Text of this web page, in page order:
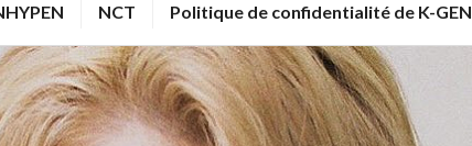
NCT Politique de confidentialité de K-GEN